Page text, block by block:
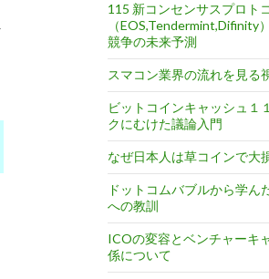
115 新コンセンサスプロト
（EOS,Tendermint,Difinity
競争の未来予測
スマコン業界の流れを見る
ビットコインキャッシュ１
クにむけた議論入門
なぜ日本人は草コインで大
ドットコムバブルから学ん
への教訓
ICOの変容とベンチャーキ
係について